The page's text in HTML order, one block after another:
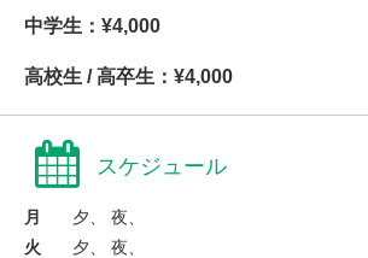
中学生：¥4,000
高校生 / 高卒生：¥4,000
スケジュール
月
夕、 夜、
火
夕、 夜、